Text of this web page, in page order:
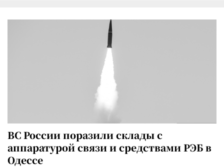
ВС России поразили склады с
аппаратурой связи и средствами РЭБ в
Одессе